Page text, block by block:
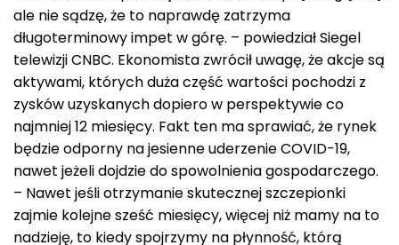
ale nie sądzę, że to naprawdę zatrzyma
długoterminowy impet w górę. – powiedział Siegel
telewizji CNBC. Ekonomista zwrócił uwagę, że akcje są
aktywami, których duża część wartości pochodzi z
zysków uzyskanych dopiero w perspektywie co
najmniej 12 miesięcy. Fakt ten ma sprawiać, że rynek
będzie odporny na jesienne uderzenie COVID-19,
nawet jeżeli dojdzie do spowolnienia gospodarczego.
– Nawet jeśli otrzymanie skutecznej szczepionki
zajmie kolejne sześć miesięcy, więcej niż mamy na to
nadzieję, to kiedy spojrzymy na płynność, którą